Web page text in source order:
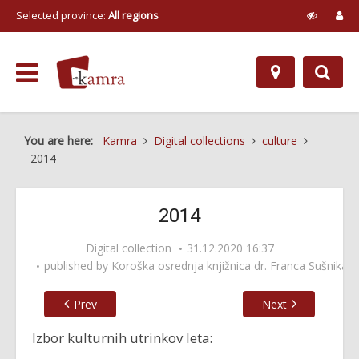
Selected province: All regions
You are here: Kamra Digital collections
culture
2014
2014
Digital collection
31.12.2020 16:37
published by Koroška osrednja knjižnica dr. Franca Sušnika
Prev Next
Izbor kulturnih utrinkov leta: